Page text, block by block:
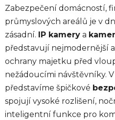
Zabezpečení domácností,
průmyslových areálů je v
zásadní.
IP kamery a
představují nejmodernější
ochrany majetku před
nežádoucími návštěvníky.
představíme špičkové
spojují vysoké rozlišení,
inteligentní funkce pro